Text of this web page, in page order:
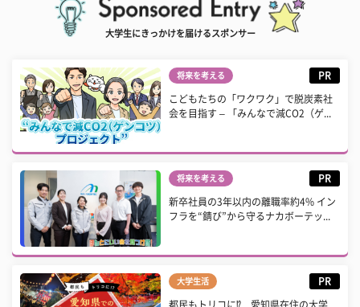
大学生にきっかけを届けるスポンサー
将来を考える PR
こどもたちの「ワクワク」で脱炭素社
会を目指す – 「みんなで減CO2（ゲ...
将来を考える PR
新卒社員の3年以内の離職率約4% イン
フラを“錆び”から守るナカボーテッ...
大学生活 PR
都民もトリコに⁉ 愛知県在住の大学